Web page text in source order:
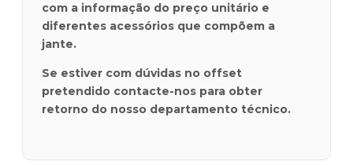
com a informação do preço unitário e
diferentes acessórios que compõem a
jante.
Se estiver com dúvidas no offset
pretendido contacte-nos para obter
retorno do nosso departamento técnico.